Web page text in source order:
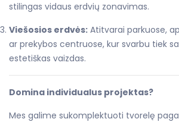
stilingas vidaus erdvių zonavimas.
Viešosios erdvės: Atitvarai parkuose,
ar prekybos centruose, kur svarbu tiek
estetiškas vaizdas.
Domina individualus projektas?
Mes galime sukomplektuoti tvorelę